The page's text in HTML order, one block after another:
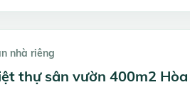
nhà riêng
thự sân vườn 400m2